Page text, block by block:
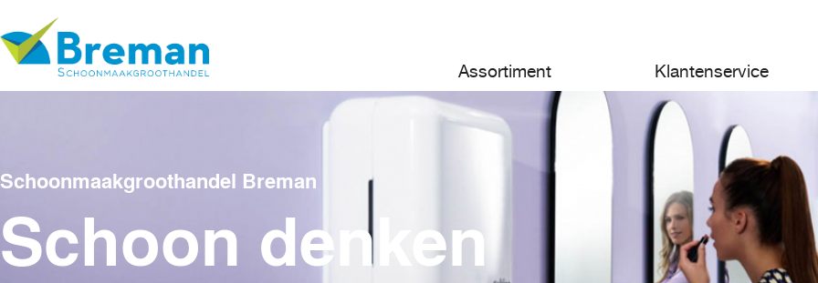
Assortiment Klantenservice
Schoonmaakgroothandel Breman
Schoon denken